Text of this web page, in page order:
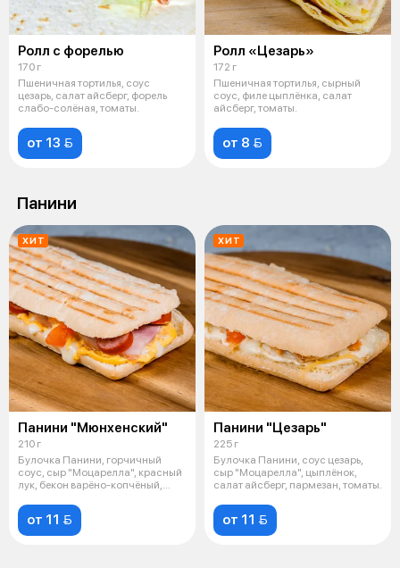
Ролл с форелью
170 г
Пшеничная тортилья, соус
цезарь, салат айсберг, форель
слабо-солёная, томаты.
от 13 
Ролл «Цезарь»
172 г
Пшеничная тортилья, сырный
соус, филе цыплёнка, салат
айсберг, томаты.
от 8 
Панини
ХИТ
Панини "Мюнхенский"
210 г
Булочка Панини, горчичный
соус, сыр "Моцарелла", красный
лук, бекон варёно-копчёный,
от 11 
ХИТ
Панини "Цезарь"
225 г
Булочка Панини, соус цезарь,
сыр "Моцарелла", цыплёнок,
салат айсберг, пармезан, томаты.
от 11 